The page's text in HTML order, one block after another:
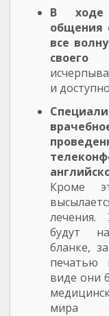
В ходе
общения
все
своего
и
Кроме
лечения.
будут
бланке,
печатью
виде они
мира